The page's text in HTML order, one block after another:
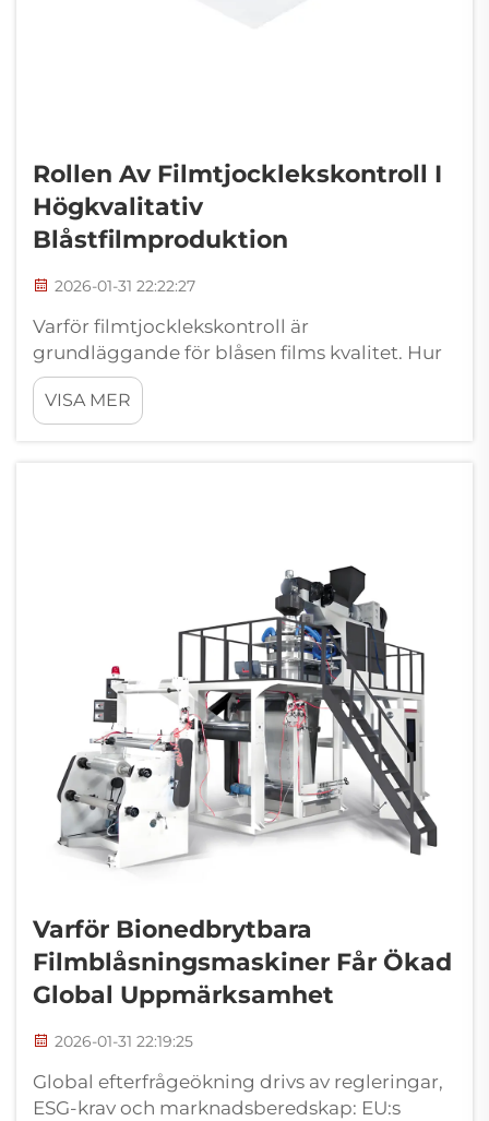
Rollen Av Filmtjocklekskontroll I
Högkvalitativ
Blåstfilmproduktion
2026-01-31 22:22:27
Varför filmtjocklekskontroll är
grundläggande för blåsen films kvalitet. Hur
tjockleksjämnhet direkt påverkar mekanisk
hållfasthet, optisk klarhet och spärrfunktion.
Att få rätt filmtjocklek är mycket viktigt för
VISA MER
Varför Bionedbrytbara
Filmblåsningsmaskiner Får Ökad
Global Uppmärksamhet
2026-01-31 22:19:25
Global efterfrågeökning drivs av regleringar,
ESG-krav och marknadsberedskap: EU:s